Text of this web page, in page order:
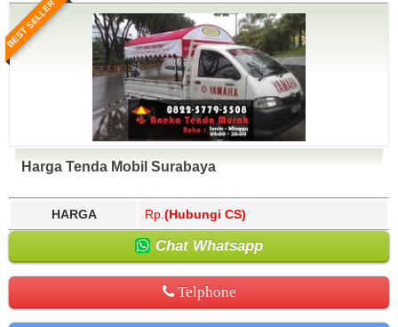
BEST SELLER
Harga Tenda Mobil Surabaya
HARGA Rp. (Hubungi CS)
Chat Whatsapp
Telphone